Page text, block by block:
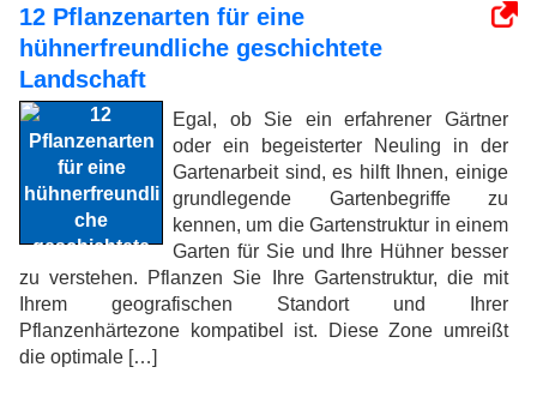
12 Pflanzenarten für eine
hühnerfreundliche geschichtete
Landschaft
Egal, ob Sie ein erfahrener Gärtner
oder ein begeisterter Neuling in der
Gartenarbeit sind, es hilft Ihnen, einige
grundlegende Gartenbegriffe zu
kennen, um die Gartenstruktur in einem
Garten für Sie und Ihre Hühner besser
zu verstehen. Pflanzen Sie Ihre Gartenstruktur, die mit
Ihrem geografischen Standort und Ihrer
Pflanzenhärtezone kompatibel ist. Diese Zone umreißt
die optimale […]